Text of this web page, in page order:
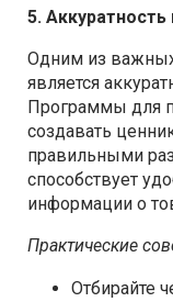
5.
Одним из
является
Программы для
создавать
правильными
способствует
информации о
Практические
Отбирайте